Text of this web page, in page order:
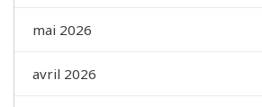
mai 2026
avril 2026